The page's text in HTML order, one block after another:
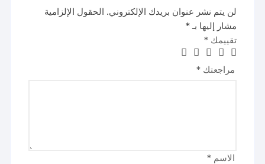
لن يتم نشر عنوان بريدك الإلكتروني. الحقول الإلزامية
مشار إليها بـ*
تقييمك*
مراجعتك*
الاسم*